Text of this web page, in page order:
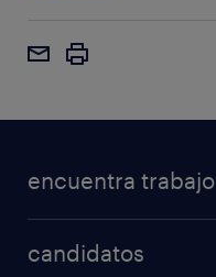
encuentra trabajo
candidatos